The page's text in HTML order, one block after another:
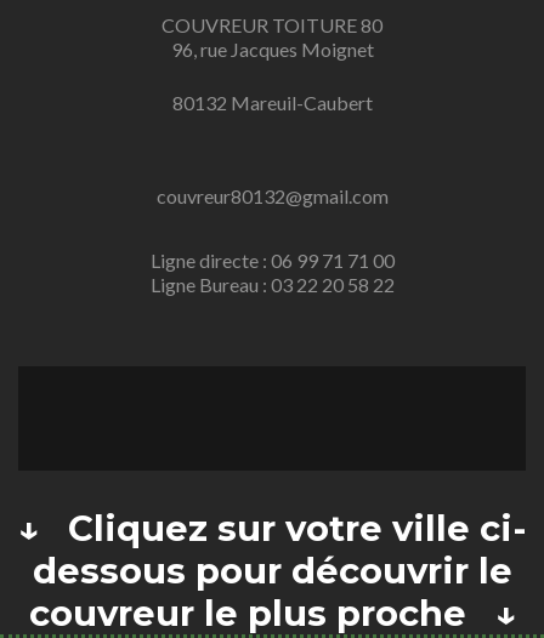
COUVREUR TOITURE 80
96, rue Jacques Moignet
80132 Mareuil-Caubert
couvreur80132@gmail.com
Ligne directe : 06 99 71 71 00
Ligne Bureau : 03 22 20 58 22
↓ Cliquez sur votre ville ci-
dessous pour découvrir le
couvreur le plus proche ↓